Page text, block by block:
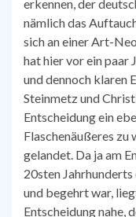
erkennen, der
nämlich das
sich an einer Art-
hat hier vor ein paar
und dennoch klaren
Steinmetz und
Entscheidung ein
Flaschenäußeres zu
gelandet. Da ja am
20sten
und begehrt war,
Entscheidung nahe,